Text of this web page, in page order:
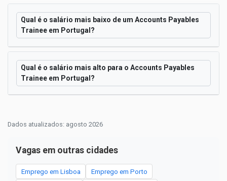
Qual é o salário mais baixo de um Accounts Payables
Trainee em Portugal?
Qual é o salário mais alto para o Accounts Payables
Trainee em Portugal?
Dados atualizados: agosto 2026
Vagas em outras cidades
Emprego em Lisboa Emprego em Porto